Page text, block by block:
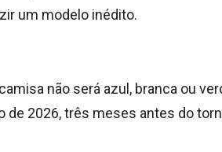
um modelo inédito.
não será azul, branca ou
de 2026, três meses antes do